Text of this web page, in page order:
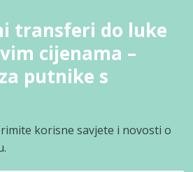
transferi do luke
cijenama –
putnike s
korisne savjete i novosti o